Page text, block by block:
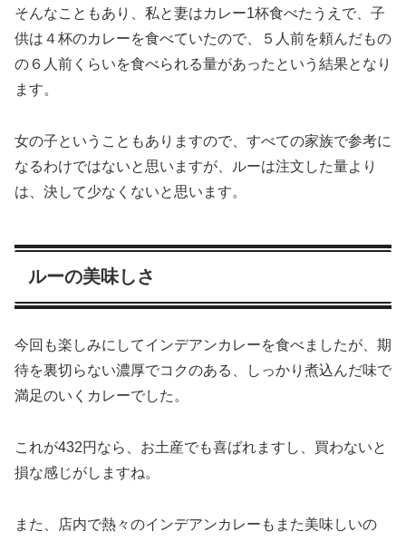
そんなこともあり、私と妻はカレー1杯食べたうえで、子
供は４杯のカレーを食べていたので、５人前を頼んだもの
の６人前くらいを食べられる量があったという結果となり
ます。
女の子ということもありますので、すべての家族で参考に
なるわけではないと思いますが、ルーは注文した量より
は、決して少なくないと思います。
ルーの美味しさ
今回も楽しみにしてインデアンカレーを食べましたが、期
待を裏切らない濃厚でコクのある、しっかり煮込んだ味で
満足のいくカレーでした。
これが432円なら、お土産でも喜ばれますし、買わないと
損な感じがしますね。
また、店内で熱々のインデアンカレーもまた美味しいの